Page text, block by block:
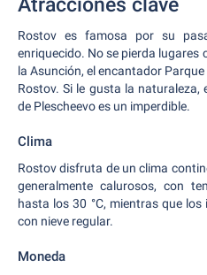
Atracciones clave
Rostov es famosa por su
enriquecido. No se pierda lugares
la Asunción, el encantador
Rostov. Si le gusta la naturaleza,
de Plescheevo es un imperdible.
Clima
Rostov disfruta de un clima
generalmente calurosos, con
hasta los 30 °C, mientras que
con nieve regular.
Moneda